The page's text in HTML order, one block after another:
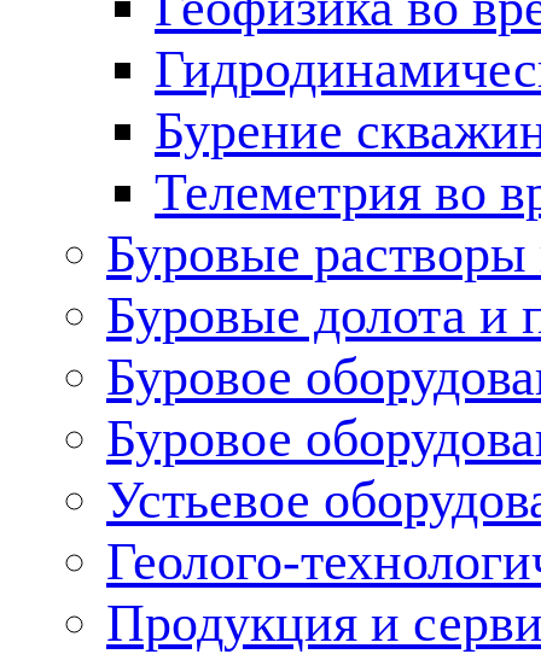
Бурение
Телеметрия во
Буровые
Буровые долота и
Буровое
Буровое
Устьевое
Геолого-
Продукция и